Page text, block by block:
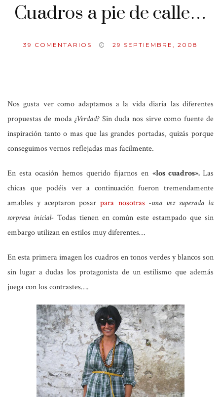
Cuadros a pie de calle…
39 COMENTARIOS 29 SEPTIEMBRE, 2008
Nos gusta ver como adaptamos a la vida diaria las diferentes
propuestas de moda¿Verdad?Sin duda nos sirve como fuente de
inspiración tanto o mas que las grandes portadas, quizás porque
conseguimos vernos reflejadas mas facilmente.
En esta ocasión hemos querido fijarnos en «los cuadros». Las
chicas que podéis ver a continuación fueron tremendamente
amables y aceptaron posarpara nosotras -una vez superada la
sorpresa inicial- Todas tienen en común este estampado que sin
embargo utilizan en estilos muy diferentes…
En esta primera imagen los cuadros en tonos verdes y blancos son
sin lugar a dudas los protagonista de un estilismo que además
juega con los contrastes….